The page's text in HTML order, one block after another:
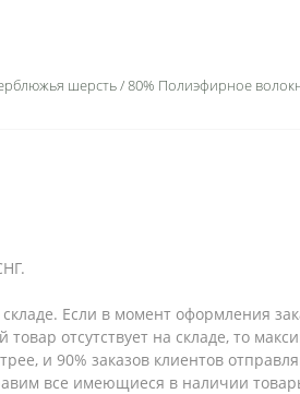
шерсть / 80% Полиэфирное
складе. Если в момент оформления
отсутствует на складе, то
и 90% заказов клиентов
все имеющиеся в наличии